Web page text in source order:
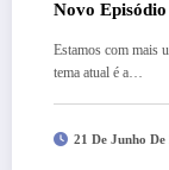
Novo
Estamos com mais
tema atual é a…
21 De Junho De